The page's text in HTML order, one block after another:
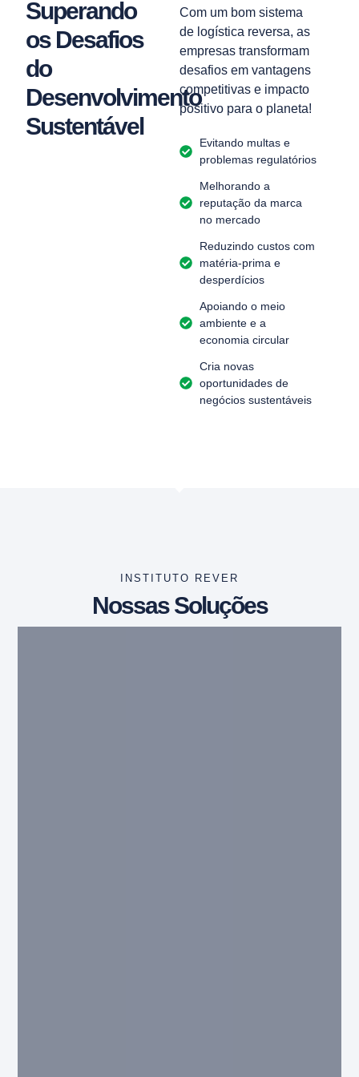
Superando
os Desafios
do
Desenvolvimento
Sustentável
Com um bom sistema
de logística reversa, as
empresas transformam
desafios em vantagens
competitivas e impacto
positivo para o planeta!
Evitando multas e
problemas regulatórios
Melhorando a
reputação da marca
no mercado
Reduzindo custos com
matéria-prima e
desperdícios
Apoiando o meio
ambiente e a
economia circular
Cria novas
oportunidades de
negócios sustentáveis
INSTITUTO REVER
Nossas Soluções